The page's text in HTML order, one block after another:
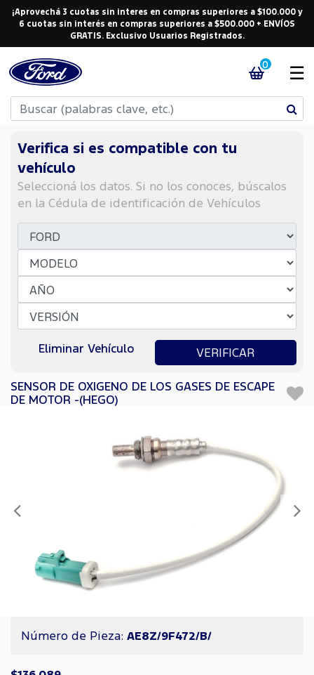
¡Aprovechá 3 cuotas sin interes en compras superiores a $100.000 y
6 cuotas sin interés en compras superiores a $500.000 + ENVÍOS
GRATIS. Exclusivo Usuarios Registrados.
0 ☰
Verifica si es compatible con tu
vehículo
Seleccioná los datos. Si no los conoces, búscalos
en la Cédula de identificación de Vehículos
Eliminar Vehículo VERIFICAR
SENSOR DE OXIGENO DE LOS GASES DE ESCAPE
DE MOTOR -(HEGO)
Anterior
Número de Pieza: AE8Z/9F472/B/